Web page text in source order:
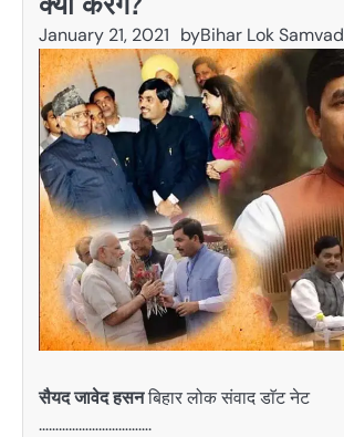
January 21, 2021 byBihar Lok Samvad
सैयद जावेद हसनबिहार लोक संवाद डाॅट नेट
…………………………….